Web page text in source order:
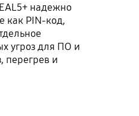
надежно
как PIN-код,
угроз для ПО и
перегрев и